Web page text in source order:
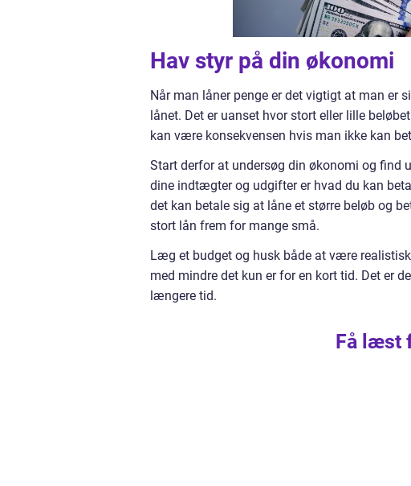
Hav styr på din økonomi
Når man låner penge er det vigtigt at man er
lånet. Det er uanset hvor stort eller lille
kan være konsekvensen hvis man ikke kan
Start derfor at undersøg din økonomi og find
dine indtægter og udgifter er hvad du kan
det kan betale sig at låne et større beløb og
stort lån frem for mange små.
Læg et budget og husk både at være
med mindre det kun er for en kort tid. Det er
længere tid.
Få læst